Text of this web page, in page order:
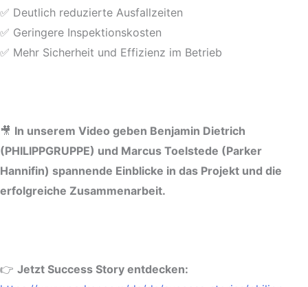
✅ Deutlich reduzierte Ausfallzeiten
✅ Geringere Inspektionskosten
✅ Mehr Sicherheit und Effizienz im Betrieb
🎥 In unserem Video geben Benjamin Dietrich
(PHILIPPGRUPPE) und Marcus Toelstede (Parker
Hannifin) spannende Einblicke in das Projekt und die
erfolgreiche Zusammenarbeit.
👉 Jetzt Success Story entdecken: